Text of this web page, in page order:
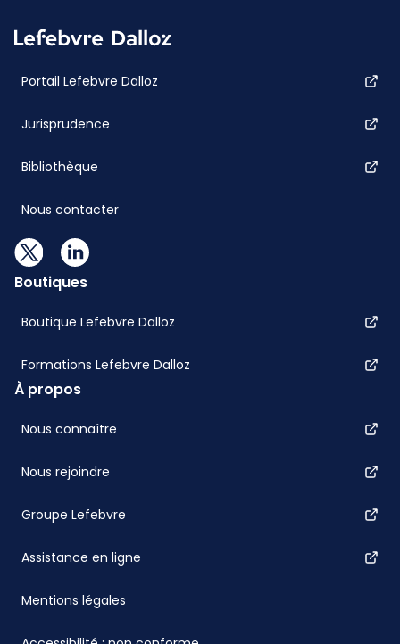
Portail Lefebvre Dalloz
Jurisprudence
Bibliothèque
Nous contacter
Boutiques
Boutique Lefebvre Dalloz
Formations Lefebvre Dalloz
À propos
Nous connaître
Nous rejoindre
Groupe Lefebvre
Assistance en ligne
Mentions légales